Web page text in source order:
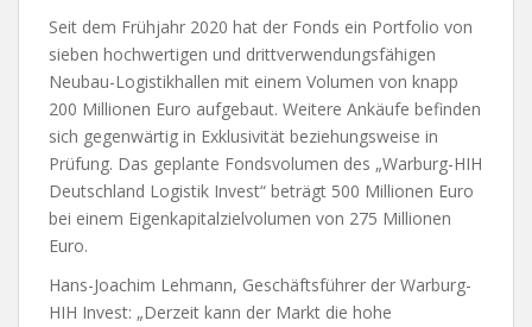
Seit dem Frühjahr 2020 hat der Fonds ein Portfolio von
sieben hochwertigen und drittverwendungsfähigen
Neubau-Logistikhallen mit einem Volumen von knapp
200 Millionen Euro aufgebaut. Weitere Ankäufe befinden
sich gegenwärtig in Exklusivität beziehungsweise in
Prüfung. Das geplante Fondsvolumen des „Warburg-HIH
Deutschland Logistik Invest“ beträgt 500 Millionen Euro
bei einem Eigenkapitalzielvolumen von 275 Millionen
Euro.
Hans-Joachim Lehmann, Geschäftsführer der Warburg-
HIH Invest: „Derzeit kann der Markt die hohe